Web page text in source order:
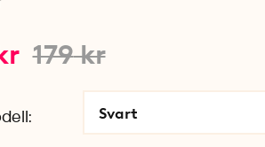
179kr
Svart